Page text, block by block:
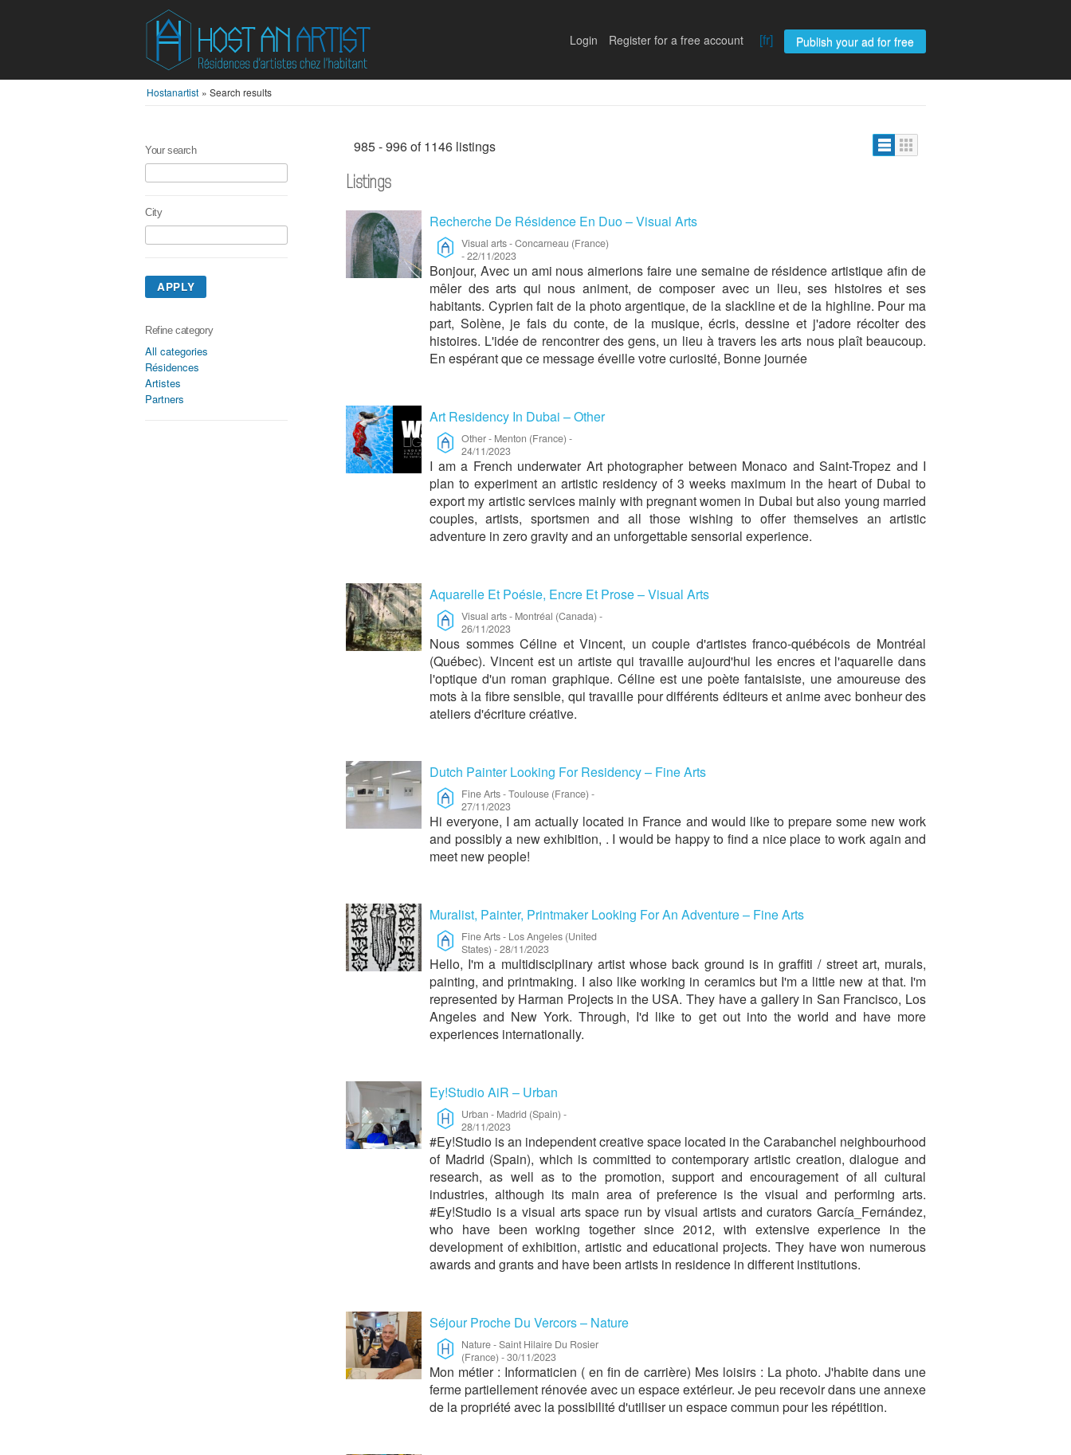
Login Register for a free account [fr] Publish your ad for free
Hostanartist » Search results
Your search
City
APPLY
Refine category
All categories
Résidences
Artistes
Partners
985 - 996 of 1146 listings
Listings
Recherche De Résidence En Duo – Visual Arts
Visual arts-Concarneau (France)
-22/11/2023
Bonjour, Avec un ami nous aimerions faire une semaine de résidence artistique afin de
mêler des arts qui nous animent, de composer avec un lieu, ses histoires et ses
habitants. Cyprien fait de la photo argentique, de la slackline et de la highline. Pour ma
part, Solène, je fais du conte, de la musique, écris, dessine et j'adore récolter des
histoires. L'idée de rencontrer des gens, un lieu à travers les arts nous plaît beaucoup.
En espérant que ce message éveille votre curiosité, Bonne journée
Art Residency In Dubai – Other
Other- Menton (France) -
24/11/2023
I am a French underwater Art photographer between Monaco and Saint-Tropez and I
plan to experiment an artistic residency of 3 weeks maximum in the heart of Dubai to
export my artistic services mainly with pregnant women in Dubai but also young married
couples, artists, sportsmen and all those wishing to offer themselves an artistic
adventure in zero gravity and an unforgettable sensorial experience.
Aquarelle Et Poésie, Encre Et Prose – Visual Arts
Visual arts- Montréal (Canada) -
26/11/2023
Nous sommes Céline et Vincent, un couple d'artistes franco-québécois de Montréal
(Québec). Vincent est un artiste qui travaille aujourd'hui les encres et l'aquarelle dans
l'optique d'un roman graphique. Céline est une poète fantaisiste, une amoureuse des
mots à la fibre sensible, qui travaille pour différents éditeurs et anime avec bonheur des
ateliers d'écriture créative.
Dutch Painter Looking For Residency – Fine Arts
Fine Arts-Toulouse (France) -
27/11/2023
Hi everyone, I am actually located in France and would like to prepare some new work
and possibly a new exhibition, . I would be happy to find a nice place to work again and
meet new people!
Muralist, Painter, Printmaker Looking For An Adventure – Fine Arts
Fine Arts- Los Angeles (United
States) -28/11/2023
Hello, I'm a multidisciplinary artist whose back ground is in graffiti / street art, murals,
painting, and printmaking. I also like working in ceramics but I'm a little new at that. I'm
represented by Harman Projects in the USA. They have a gallery in San Francisco, Los
Angeles and New York. Through, I'd like to get out into the world and have more
experiences internationally.
Ey!Studio AiR – Urban
Urban - Madrid (Spain) -
28/11/2023
#Ey!Studio is an independent creative space located in the Carabanchel neighbourhood
of Madrid (Spain), which is committed to contemporary artistic creation, dialogue and
research, as well as to the promotion, support and encouragement of all cultural
industries, although its main area of preference is the visual and performing arts.
#Ey!Studio is a visual arts space run by visual artists and curators García_Fernández,
who have been working together since 2012, with extensive experience in the
development of exhibition, artistic and educational projects. They have won numerous
awards and grants and have been artists in residence in different institutions.
Séjour Proche Du Vercors – Nature
Nature-Saint Hilaire Du Rosier
(France) -30/11/2023
Mon métier : Informaticien ( en fin de carrière) Mes loisirs : La photo. J'habite dans une
ferme partiellement rénovée avec un espace extérieur. Je peu recevoir dans une annexe
de la propriété avec la possibilité d'utiliser un espace commun pour les répétition.